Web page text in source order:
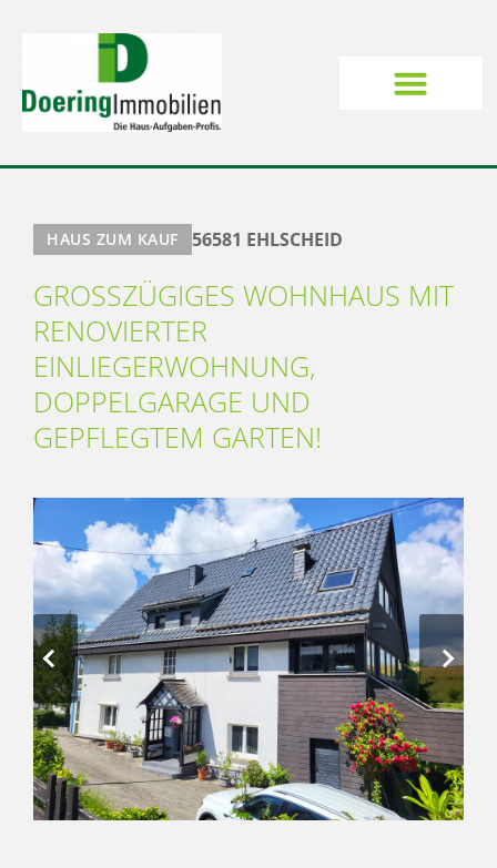
HAUS ZUM KAUF 56581 EHLSCHEID
GROSSZÜGIGES WOHNHAUS MIT R
ENOVIERTER E
INLIEGERWOHNUNG,
DOPPELGARAGE UND G
EPFLEGTEM GARTEN!